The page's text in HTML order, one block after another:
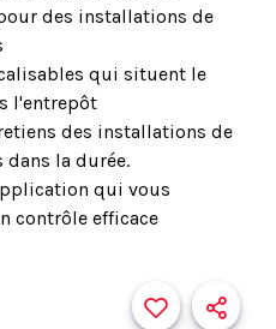
des installations de
qui situent le
l'entrepôt
des installations de
dans la durée.
qui vous
contrôle efficace